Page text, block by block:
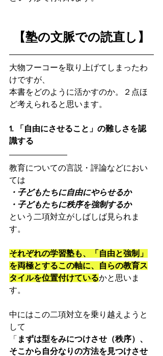
【塾の文脈での読直し】
大物フーコーを取り上げてしまったわ
けですが、
本書をどのように活かすのか。２点ほ
ど考えられると思います。
1. 「自由にさせること」の難しさを認
識する
教育についての言説・評論などにおい
ては
・子どもたちに自由にやらせるか
・子どもたちに秩序を強制するか
という二項対立がしばしば見られま
す。
それぞれの学習塾も、「自由と強制」
を両極とするこの軸に、自らの教育ス
タイルを位置付けているかと思いま
す。
中にはこの二項対立を乗り越えようと
して
「 まずは型をみにつけさせ（秩序）、
そこから自分なりの方法を見つけさせ